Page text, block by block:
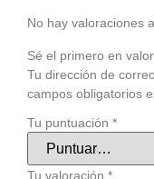
No hay valoraciones
Sé el primero en
Tu dirección de
campos obligatorios
Tu puntuación *
Tu valoración *